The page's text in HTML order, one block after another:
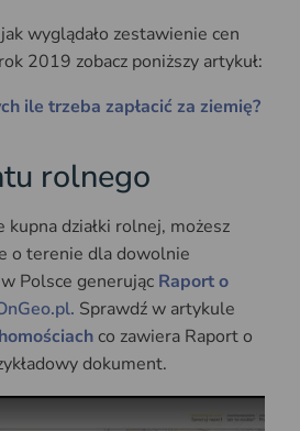
wyglądało zestawienie cen
2019 zobacz poniższy artykuł:
ile trzeba zapłacić za ziemię?
rolnego
działki rolnej, możesz
o terenie dla dowolnie
Polsce generując Raport o
Sprawdź w artykule
co zawiera Raport o
dokument.